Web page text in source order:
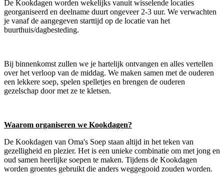
De Kookdagen worden wekelijks vanuit wisselende locaties
georganiseerd en deelname duurt ongeveer 2-3 uur. We verwachten
je vanaf de aangegeven starttijd op de locatie van het
buurthuis/dagbesteding.
Bij binnenkomst zullen we je hartelijk ontvangen en alles vertellen
over het verloop van de middag. We maken samen met de ouderen
een lekkere soep, spelen spelletjes en brengen de ouderen
gezelschap door met ze te kletsen.
Waarom organiseren we Kookdagen?
De Kookdagen van Oma's Soep staan altijd in het teken van
gezelligheid en plezier. Het is een unieke combinatie om met jong en
oud samen heerlijke soepen te maken. Tijdens de Kookdagen
worden groentes gebruikt die anders weggegooid zouden worden.